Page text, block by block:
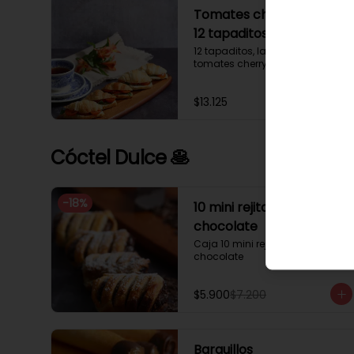
Tomates cherry y rúcula
12 tapaditos
12 tapaditos, lacto mayonesa,
tomates cherry y rúcula.
$13.125
Cóctel Dulce 🥞
-18%
10 mini rejita rellena de
chocolate
Caja 10 mini rejita rellena de
chocolate
$5.900$7.200
Barquillos